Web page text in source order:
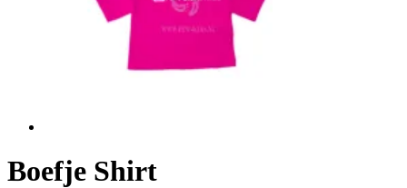
Boefje Shirt